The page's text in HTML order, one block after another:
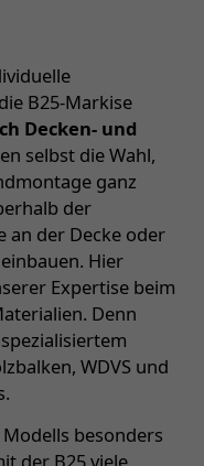
B25-Markise
Decken- und
selbst die Wahl,
ganz
der
an der Decke oder
Hier
Expertise beim
Denn
WDVS und
besonders